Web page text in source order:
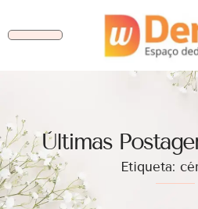
Ùltimas
Etiqueta: